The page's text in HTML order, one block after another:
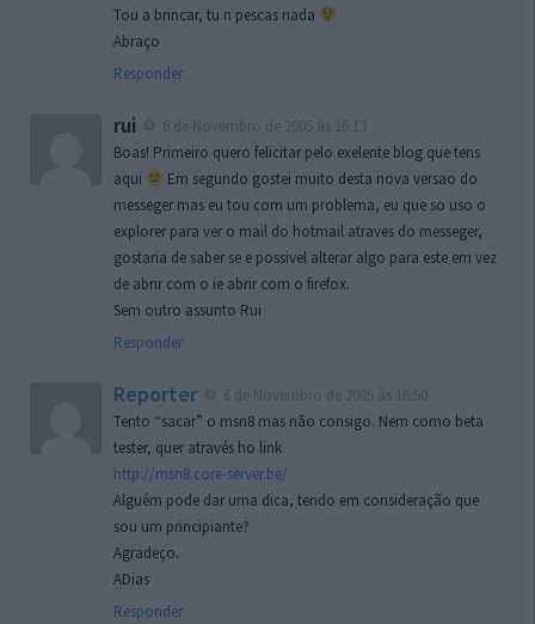
Tou a brincar, tu n pescas nada
Abraço
Responder
rui
Boas! Primeiro quero felicitar pelo exelente blog que tens
aqui
Em segundo gostei muito desta nova versao do
messeger mas eu tou com um problema, eu que so uso o
explorer para ver o mail do hotmail atraves do messeger,
gostaria de saber se e possivel alterar algo para este em vez
de abrir com o ie abrir com o firefox.
Sem outro assunto Rui
Responder
Reporter
Tento “sacar” o msn8 mas não consigo. Nem como beta
tester, quer através ho link
http://msn8.core-server.be/
Alguém pode dar uma dica, tendo em consideração que
sou um principiante?
Agradeço.
ADias
Responder